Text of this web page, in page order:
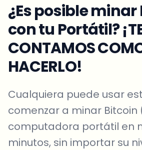
¿Es posible minar
con tu Portátil?
CONTAMOS
HACERLO!
Cualquiera puede usar
comenzar a minar Bitcoin
computadora portátil en
minutos, sin importar su